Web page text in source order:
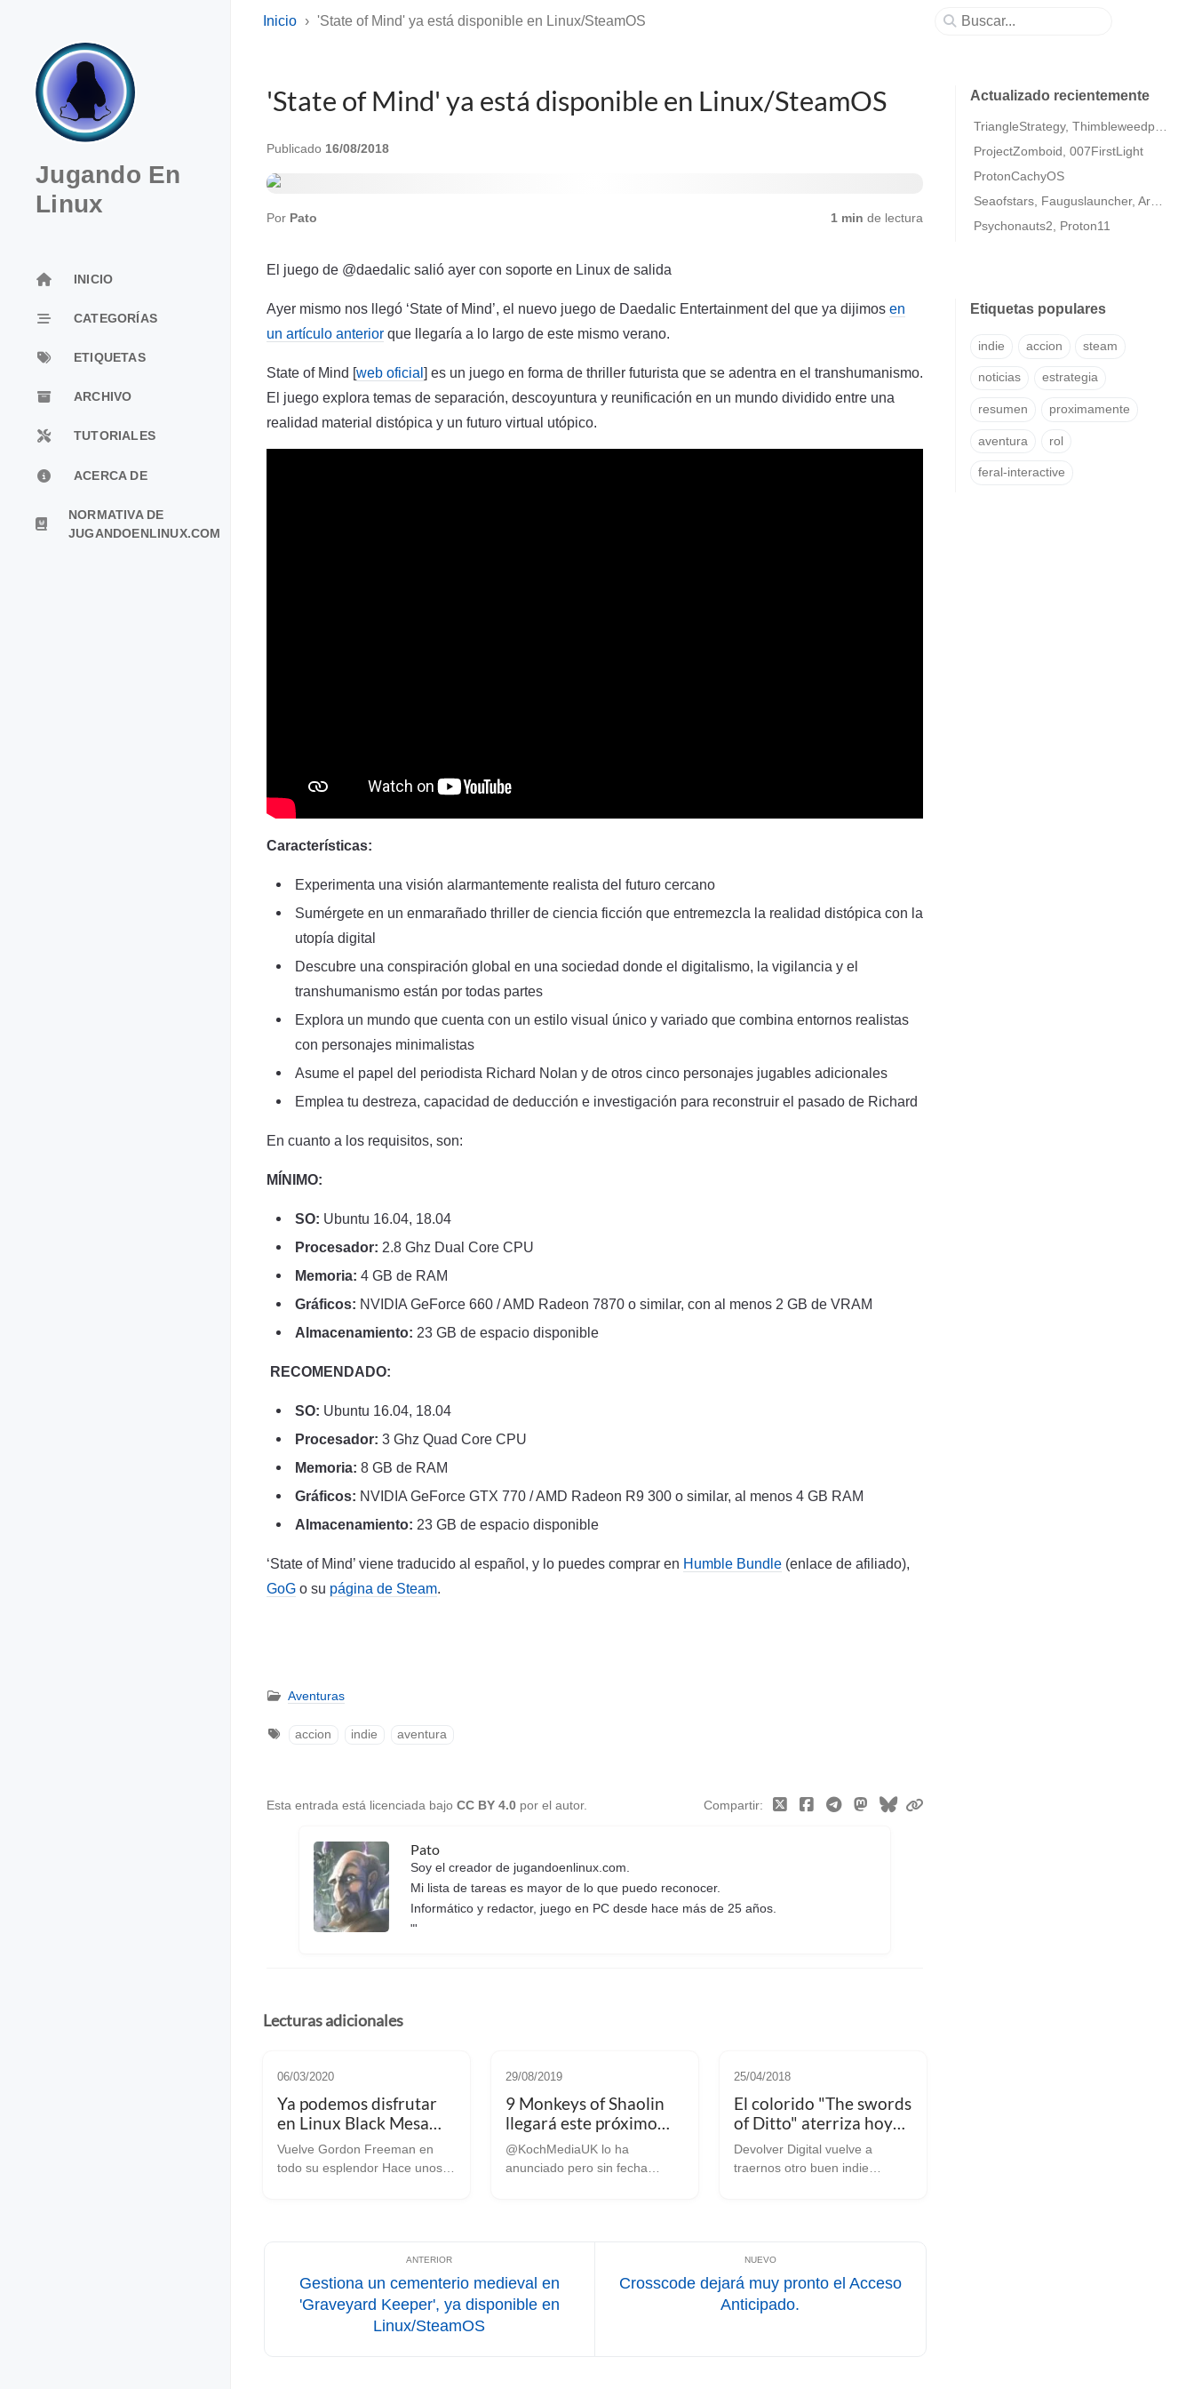
Jugando En
Linux
INICIO
CATEGORÍAS
ETIQUETAS
ARCHIVO
TUTORIALES
ACERCA DE
NORMATIVA DE
JUGANDOENLINUX.COM
Inicio 'State of Mind' ya está disponible en Linux/SteamOS
'State of Mind' ya está disponible en Linux/SteamOS
Publicado 16/08/2018
Por Pato 1 min de lectura
El juego de @daedalic salió ayer con soporte en Linux de salida
Ayer mismo nos llegó ‘State of Mind’, el nuevo juego de Daedalic Entertainment del que ya dijimos en
un artículo anterior que llegaría a lo largo de este mismo verano.
State of Mind [web oficial] es un juego en forma de thriller futurista que se adentra en el transhumanismo.
El juego explora temas de separación, descoyuntura y reunificación en un mundo dividido entre una
realidad material distópica y un futuro virtual utópico.
Características:
Experimenta una visión alarmantemente realista del futuro cercano
Sumérgete en un enmarañado thriller de ciencia ficción que entremezcla la realidad distópica con la
utopía digital
Descubre una conspiración global en una sociedad donde el digitalismo, la vigilancia y el
transhumanismo están por todas partes
Explora un mundo que cuenta con un estilo visual único y variado que combina entornos realistas
con personajes minimalistas
Asume el papel del periodista Richard Nolan y de otros cinco personajes jugables adicionales
Emplea tu destreza, capacidad de deducción e investigación para reconstruir el pasado de Richard
En cuanto a los requisitos, son:
MÍNIMO:
SO: Ubuntu 16.04, 18.04
Procesador: 2.8 Ghz Dual Core CPU
Memoria: 4 GB de RAM
Gráficos: NVIDIA GeForce 660 / AMD Radeon 7870 o similar, con al menos 2 GB de VRAM
Almacenamiento: 23 GB de espacio disponible
RECOMENDADO:
SO: Ubuntu 16.04, 18.04
Procesador: 3 Ghz Quad Core CPU
Memoria: 8 GB de RAM
Gráficos: NVIDIA GeForce GTX 770 / AMD Radeon R9 300 o similar, al menos 4 GB RAM
Almacenamiento: 23 GB de espacio disponible
‘State of Mind’ viene traducido al español, y lo puedes comprar en Humble Bundle (enlace de afiliado),
GoG o su página de Steam.
Aventuras
accion indie aventura
Esta entrada está licenciada bajo CC BY 4.0 por el autor. Compartir
Pato
Soy el creador de jugandoenlinux.com.
Mi lista de tareas es mayor de lo que puedo reconocer.
Informático y redactor, juego en PC desde hace más de 25 años.
"'
Actualizado recientemente
ProjectZomboid, 007FirstLight
ProtonCachyOS
Psychonauts2, Proton11
Etiquetas populares
indie accion steam
noticias estrategia
resumen proximamente
aventura rol
feral-interactive
Lecturas adicionales
06/03/2020
Ya podemos disfrutar
en Linux Black Mesa
1.0, el remake de Half
Life que estábamos
esperando
Vuelve Gordon Freeman en
todo su esplendor Hace unos
Life hecho por fans con el
beneplác...
29/08/2019
9 Monkeys of Shaolin
llegará este próximo
mes de Septiembre
@KochMediaUK lo ha
anunciado pero sin fecha
UK la ...
25/04/2018
El colorido "The swords
of Ditto" aterriza hoy
en Linux/SteamOS
Devolver Digital vuelve a
traernos otro buen indie
por Devolver Digital, que nos
ha...
Gestiona un cementerio medieval en
'Graveyard Keeper', ya disponible en
Linux/SteamOS
Crosscode dejará muy pronto el Acceso
Anticipado.